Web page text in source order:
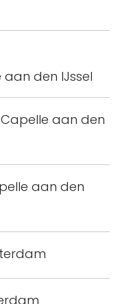
den IJssel
Capelle aan den
aan den